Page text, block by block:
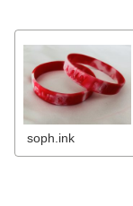
soph.ink